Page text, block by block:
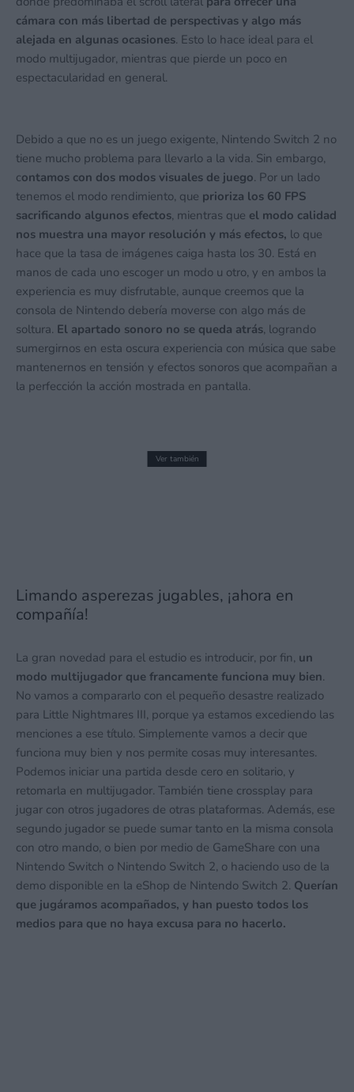
cámara con más libertad de perspectivas y algo más
alejada en algunas ocasiones. Esto lo hace ideal para el
modo multijugador, mientras que pierde un poco en
espectacularidad en general.
Debido a que no es un juego exigente, Nintendo Switch 2 no
tiene mucho problema para llevarlo a la vida. Sin embargo,
contamos con dos modos visuales de juego. Por un lado
tenemos el modo rendimiento, que prioriza los 60 FPS
sacrificando algunos efectos, mientras que el modo calidad
nos muestra una mayor resolución y más efectos, lo que
hace que la tasa de imágenes caiga hasta los 30. Está en
manos de cada uno escoger un modo u otro, y en ambos la
experiencia es muy disfrutable, aunque creemos que la
consola de Nintendo debería moverse con algo más de
soltura. El apartado sonoro no se queda atrás, logrando
sumergirnos en esta oscura experiencia con música que sabe
mantenernos en tensión y efectos sonoros que acompañan a
la perfección la acción mostrada en pantalla.
Ver también
Limando asperezas jugables, ¡ahora en
compañía!
La gran novedad para el estudio es introducir, por fin, un
modo multijugador que francamente funciona muy bien.
No vamos a compararlo con el pequeño desastre realizado
para Little Nightmares III, porque ya estamos excediendo las
menciones a ese título. Simplemente vamos a decir que
funciona muy bien y nos permite cosas muy interesantes.
Podemos iniciar una partida desde cero en solitario, y
retomarla en multijugador. También tiene crossplay para
jugar con otros jugadores de otras plataformas. Además, ese
segundo jugador se puede sumar tanto en la misma consola
con otro mando, o bien por medio de GameShare con una
Nintendo Switch o Nintendo Switch 2, o haciendo uso de la
demo disponible en la eShop de Nintendo Switch 2. Querían
que jugáramos acompañados, y han puesto todos los
medios para que no haya excusa para no hacerlo.